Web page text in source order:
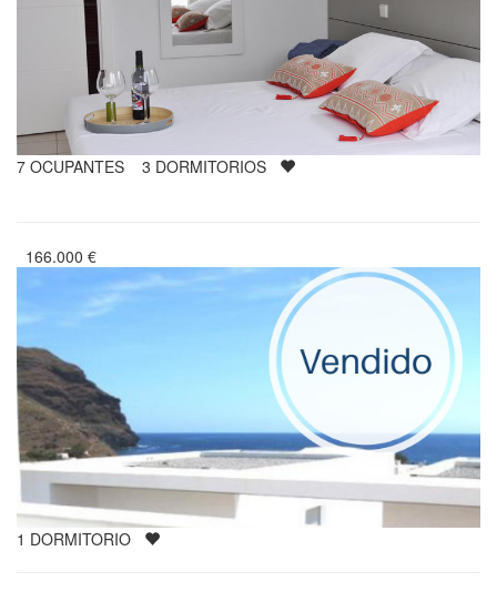
7 OCUPANTES 3 DORMITORIOS
166.000 €
1 DORMITORIO